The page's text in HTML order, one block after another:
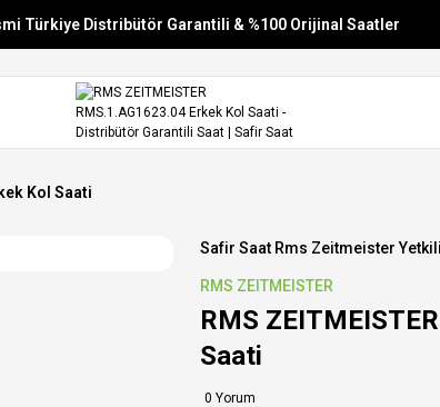
Türkiye Distribütör Garantili & %100 Orijinal Saatler
Vade Farksız 6 Taksit
Aynı Gün Stoktan Gönderim
Kol Saati
Safir Saat Rms Zeitmeister Yetkili
RMS ZEITMEISTER
RMS
Saati
0 Yorum